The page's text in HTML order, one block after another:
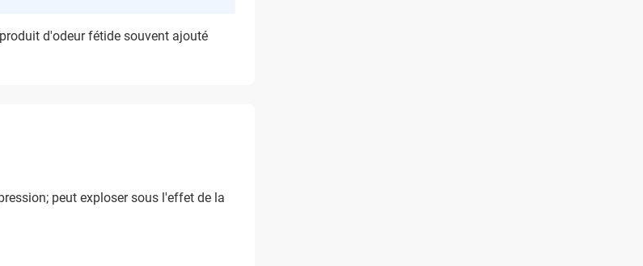
d'odeur fétide souvent ajouté
peut exploser sous l'effet de la